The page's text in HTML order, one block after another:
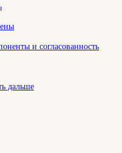
и согласованность
дальше